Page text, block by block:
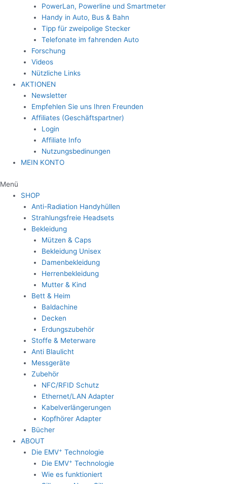
PowerLan, Powerline und Smartmeter
Handy in Auto, Bus & Bahn
Tipp für zweipolige Stecker
Telefonate im fahrenden Auto
Forschung
Videos
Nützliche Links
AKTIONEN
Newsletter
Empfehlen Sie uns Ihren Freunden
Affiliates (Geschäftspartner)
Login
Affiliate Info
Nutzungsbedinungen
MEIN KONTO
Menü
SHOP
Anti-Radiation Handyhüllen
Strahlungsfreie Headsets
Bekleidung
Mützen & Caps
Bekleidung Unisex
Damenbekleidung
Herrenbekleidung
Mutter & Kind
Bett & Heim
Baldachine
Decken
Erdungszubehör
Stoffe & Meterware
Anti Blaulicht
Messgeräte
Zubehör
NFC/RFID Schutz
Ethernet/LAN Adapter
Kabelverlängerungen
Kopfhörer Adapter
Bücher
ABOUT
Die EMV+ Technologie
Die EMV+ Technologie
Wie es funktioniert